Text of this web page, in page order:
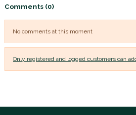
Comments (0)
No comments at this moment
Only registered and logged customers can